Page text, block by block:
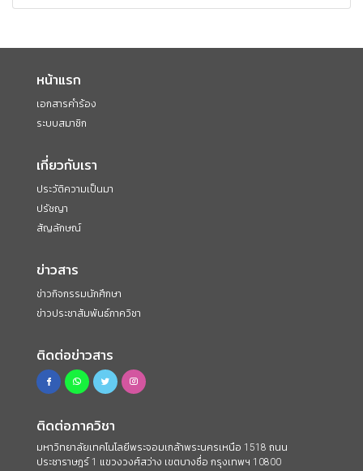
หน้าแรก
เอกสารคำร้อง
ระบบสมาชิก
เกี่ยวกับเรา
ประวัติความเป็นมา
ปรัชญา
สัญลักษณ์
ข่าวสาร
ข่าวกิจกรรมนักศึกษา
ข่าวประชาสัมพันธ์ภาควิชา
ติดต่อข่าวสาร
ติดต่อภาควิชา
มหาวิทยาลัยเทคโนโลยีพระจอมเกล้าพระนครเหนือ 1518 ถนน
ประชาราษฎร์ 1 แขวงวงศ์สว่าง เขตบางซื่อ กรุงเทพฯ 10800